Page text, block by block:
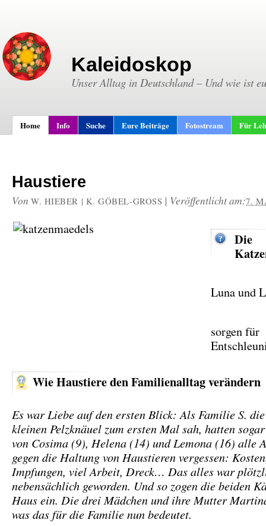
Kaleidoskop
Unser Alltag in Deutschland – Und wie ist
Home Info Suche Eure Beiträge Fotostream Für
Haustiere
Von W. HIEBER | K. GÖBEL-GROSS | Veröffentlicht am:7.
Die
Luna und
sorgen für
Wie Haustiere den Familienalltag verändern
Es war Liebe auf den ersten Blick: Als Familie S.
kleinen Pelzknäuel zum ersten Mal sah, hatten
von Cosima (9), Helena (14) und Lemona (16) alle
gegen die Haltung von Haustieren vergessen:
Impfungen, viel Arbeit, Dreck… Das alles war
nebensächlich geworden. Und so zogen die beiden
Haus ein. Die drei Mädchen und ihre Mutter
was das für die Familie nun bedeutet.